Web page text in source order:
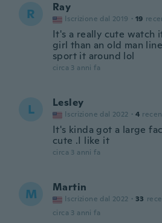
R Ray
Iscrizione dal 2019 · 19
It's a really cute watch
girl than an old man
sport it around lol
circa 3 anni fa
L Lesley
Iscrizione dal 2022 · 4
It's kinda got a large
cute .I like it
circa 3 anni fa
M Martin
Iscrizione dal 2022 · 33
circa 3 anni fa